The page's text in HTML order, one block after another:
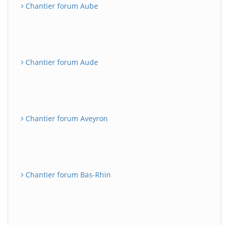
Chantier forum Aube
Chantier forum Aude
Chantier forum Aveyron
Chantier forum Bas-Rhin